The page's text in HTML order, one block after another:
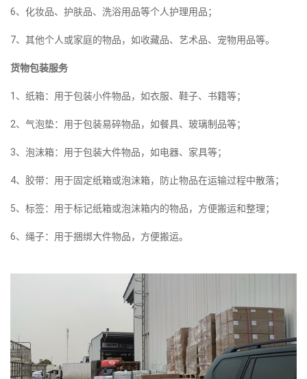
6、化妆品、护肤品、洗浴用品等个人护理用品；
7、其他个人或家庭的物品，如收藏品、艺术品、宠物用品等。
货物包装服务
1、纸箱：用于包装小件物品，如衣服、鞋子、书籍等；
2、气泡垫：用于包装易碎物品，如餐具、玻璃制品等；
3、泡沫箱：用于包装大件物品，如电器、家具等；
4、胶带：用于固定纸箱或泡沫箱，防止物品在运输过程中散落；
5、标签：用于标记纸箱或泡沫箱内的物品，方便搬运和整理；
6、绳子：用于捆绑大件物品，方便搬运。